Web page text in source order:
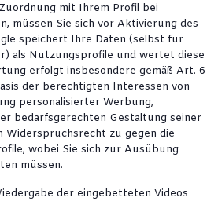
mit Ihrem Profil bei
müssen Sie sich vor Aktivierung des
speichert Ihre Daten (selbst für
als Nutzungsprofile und wertet diese
erfolgt insbesondere gemäß Art. 6
der berechtigten Interessen von
personalisierter Werbung,
bedarfsgerechten Gestaltung seiner
Widerspruchsrecht zu gegen die
wobei Sie sich zur Ausübung
müssen.
der eingebetteten Videos